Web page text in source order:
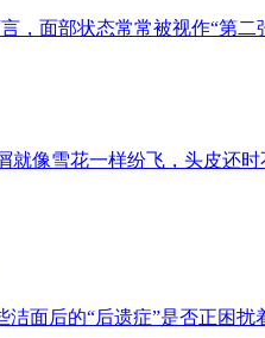
，面部状态常常被视作“第
就像雪花一样纷飞，头皮还
面后的“后遗症”是否正困扰